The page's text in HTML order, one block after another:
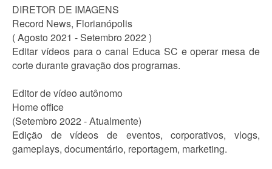
DIRETOR DE IMAGENS
Record News, Florianópolis
( Agosto 2021 - Setembro 2022 )
Editar vídeos para o canal Educa SC e operar mesa de
corte durante gravação dos programas.
Editor de vídeo autônomo
Home office
(Setembro 2022 - Atualmente)
Edição de vídeos de eventos, corporativos, vlogs,
gameplays, documentário, reportagem, marketing.